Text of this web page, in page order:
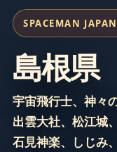
SPACEMAN
島根県
宇宙飛行士、神々
出雲大社、松江城
石見神楽、しじみ